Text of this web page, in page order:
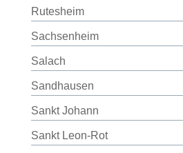
Rutesheim
Sachsenheim
Salach
Sandhausen
Sankt Johann
Sankt Leon-Rot